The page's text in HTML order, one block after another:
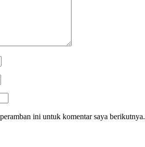
ini untuk komentar saya berikutnya.